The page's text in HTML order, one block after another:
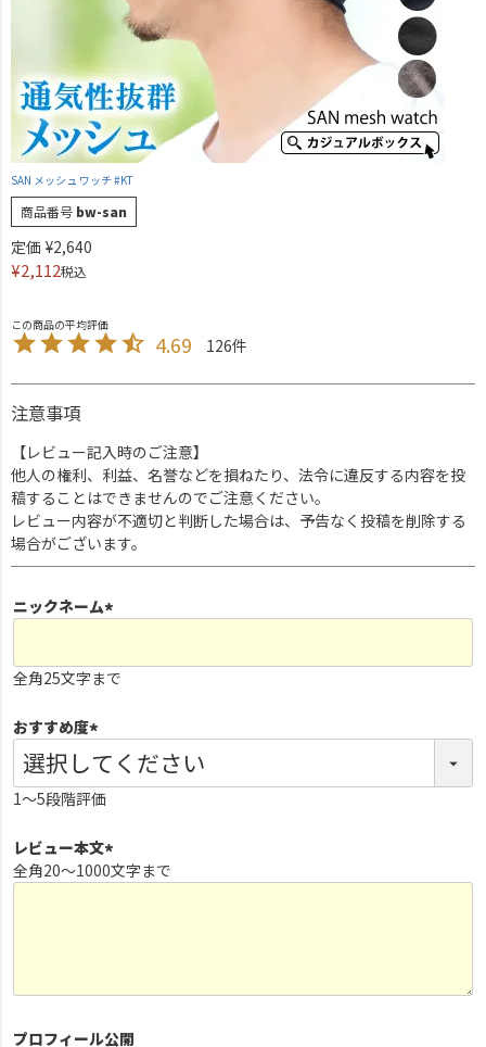
SAN メッシュ ワッチ #KT
商品番号 bw-san
定価 ¥2,640
¥2,112税込
4.69 126
注意事項
【レビュー記入時のご注意】
他人の権利、利益、名誉などを損ねたり、法令に違反する内容を投
稿することはできませんのでご注意ください。
レビュー内容が不適切と判断した場合は、予告なく投稿を削除する
場合がございます。
ニックネーム
須
全角25文字まで
おすすめ度
(
必
須
1～5段階評価
レビュー本文
(
全角20～1000文字まで
プロフィール公開